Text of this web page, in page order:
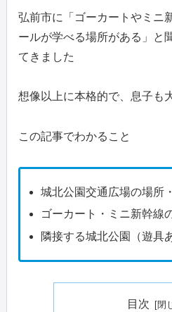
弘前市に「ゴーカートやミニ
ールが学べる場所がある」と
てきました
想像以上に本格的で、息子も
この記事でわかること
城北公園交通広場の場所
ゴーカート・ミニ新幹線
隣接する城北公園（遊具
目次